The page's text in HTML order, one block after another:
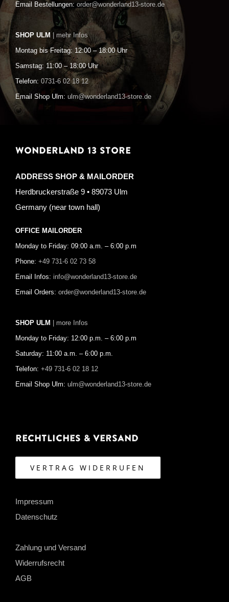
Email Bestellungen: order@wonderland13-store.de
SHOP ULM | mehr Infos
Montag bis Freitag: 12:00 – 18:00 Uhr
Samstag: 11:00 – 18:00 Uhr
Telefon: 0731-6 02 18 12
Email Shop Ulm: ulm@wonderland13-store.de
WONDERLAND 13 STORE
ADDRESS SHOP & MAILORDER
Herdbruckerstraße 9 • 89073 Ulm
Germany (near town hall)
OFFICE MAILORDER
Monday to Friday: 09:00 a.m. – 6:00 p.m
Phone: +49 731-6 02 73 58
Email Infos: info@wonderland13-store.de
Email Orders: order@wonderland13-store.de
SHOP ULM | more Infos
Monday to Friday: 12:00 p.m. – 6:00 p.m
Saturday: 11:00 a.m. – 6:00 p.m.
Telefon: +49 731-6 02 18 12
Email Shop Ulm: ulm@wonderland13-store.de
Rechtliches & Versand
VERTRAG WIDERRUFEN
Impressum
Datenschutz
Zahlung und Versand
Widerrufsrecht
AGB